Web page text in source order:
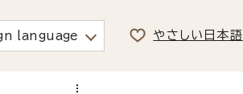
language やさしい日本語